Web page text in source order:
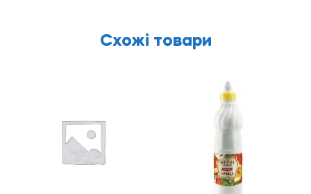
Схожі товари